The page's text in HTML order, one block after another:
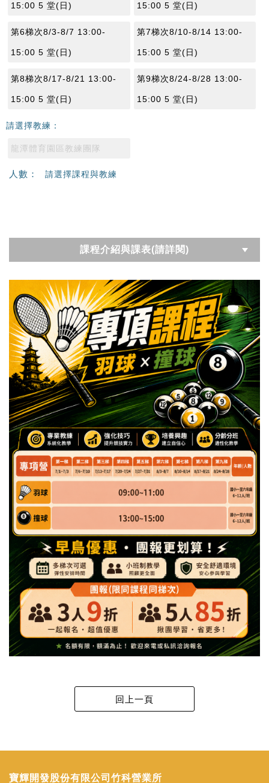
15:00 5 堂(日) 15:00 5 堂(日)
第6梯次8/3-8/7 13:00-
15:00 5 堂(日)
第7梯次8/10-8/14 13:00-
15:00 5 堂(日)
第8梯次8/17-8/21 13:00-
15:00 5 堂(日)
第9梯次8/24-8/28 13:00-
15:00 5 堂(日)
請選擇教練：
龍潭體育園區教練團隊
人數： 請選擇課程與教練
課程介紹與課表(請詳閱)
寶輝開發股份有限公司竹科營業所